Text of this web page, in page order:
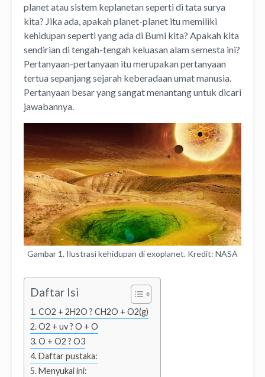
planet atau sistem keplanetan seperti di tata surya
kita? Jika ada, apakah planet-planet itu memiliki
kehidupan seperti yang ada di Bumi kita? Apakah kita
sendirian di tengah-tengah keluasan alam semesta ini?
Pertanyaan-pertanyaan itu merupakan pertanyaan
tertua sepanjang sejarah keberadaan umat manusia.
Pertanyaan besar yang sangat menantang untuk dicari
jawabannya.
Gambar 1. Ilustrasi kehidupan di exoplanet. Kredit: NASA
Daftar Isi
CO2 + 2H2O ? CH2O + O2(g)
O2 + uv ? O + O
O + O2 ? O3
Daftar pustaka:
Menyukai ini: